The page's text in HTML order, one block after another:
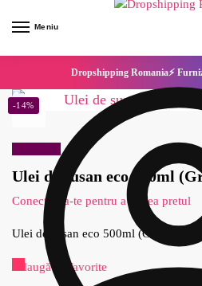
Meniu
Dropshipping Romania⚡
Ulei de susan eco 500ml
Conecteaza-te pentru a vedea pretul
-14%
Ulei de susan eco 500ml
Adaugă la Favorite